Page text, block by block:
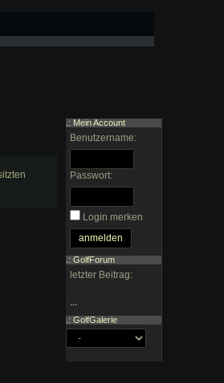
.: Mein Account
Benutzername:
Passwort:
Login merken
.: GolfForum
letzter Beitrag:
.: GolfGalerie